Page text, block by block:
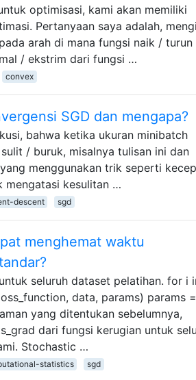
optimisasi, kami akan memiliki
Pertanyaan saya adalah,
arah di mana fungsi naik / turun
/ ekstrim dari fungsi …
convex
SGD dan mengapa?
bahwa ketika ukuran minibatch
/ buruk, misalnya tulisan ini dan
menggunakan trik seperti
mengatasi kesulitan …
descent sgd
menghemat waktu
seluruh dataset pelatihan. for i
data, params) params =
yang ditentukan sebelumnya,
dari fungsi kerugian untuk
Stochastic …
statistics sgd